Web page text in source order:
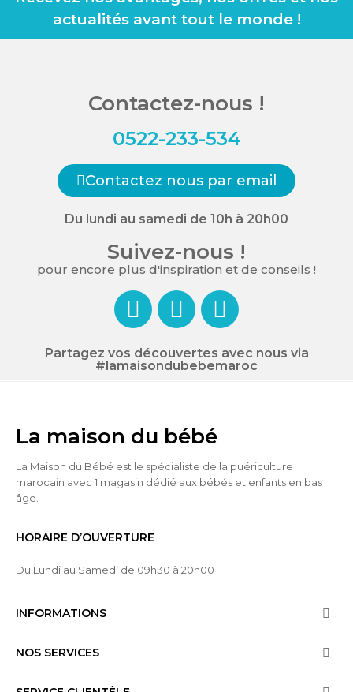
actualités avant tout le monde !
Contactez-nous !
0522-233-534
Contactez nous par email
Du lundi au samedi de 10h à 20h00
Suivez-nous !
pour encore plus d'inspiration et de conseils !
Partagez vos découvertes avec nous via
#lamaisondubebemaroc
La maison du bébé
La Maison du Bébé est le spécialiste de la puériculture
marocain avec 1 magasin dédié aux bébés et enfants en bas
âge.
HORAIRE D’OUVERTURE
Du Lundi au Samedi de 09h30 à 20h00
INFORMATIONS 
NOS SERVICES 